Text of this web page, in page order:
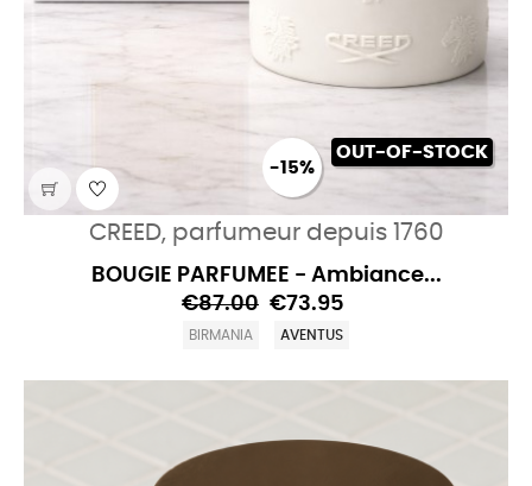
-15%
OUT-OF-STOCK
CREED, parfumeur depuis 1760
BOUGIE PARFUMEE - Ambiance...
€87.00 €73.95
BIRMANIA AVENTUS